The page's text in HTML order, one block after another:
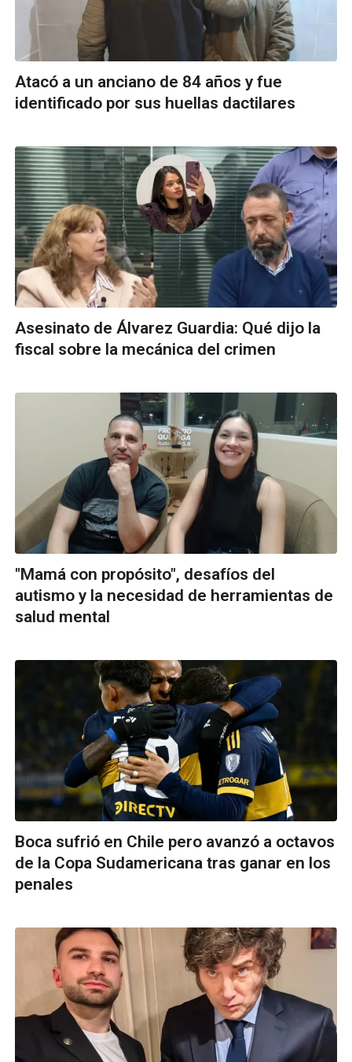
Atacó a un anciano de 84 años y fue
identificado por sus huellas dactilares
Asesinato de Álvarez Guardia: Qué dijo la
fiscal sobre la mecánica del crimen
"Mamá con propósito", desafíos del
autismo y la necesidad de herramientas de
salud mental
Boca sufrió en Chile pero avanzó a octavos
de la Copa Sudamericana tras ganar en los
penales